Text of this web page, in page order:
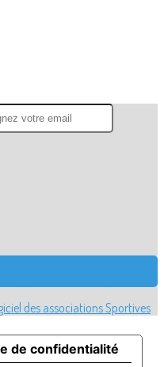
des associations Sportives
de confidentialité